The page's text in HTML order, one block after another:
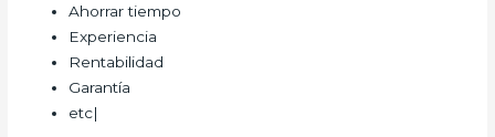
Ahorrar tiempo
Experiencia
Rentabilidad
Garantía
etc|